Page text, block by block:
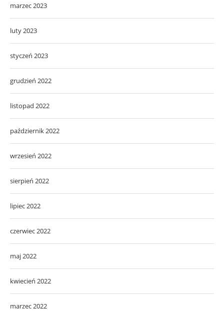
marzec 2023
luty 2023
styczeń 2023
grudzień 2022
listopad 2022
październik 2022
wrzesień 2022
sierpień 2022
lipiec 2022
czerwiec 2022
maj 2022
kwiecień 2022
marzec 2022